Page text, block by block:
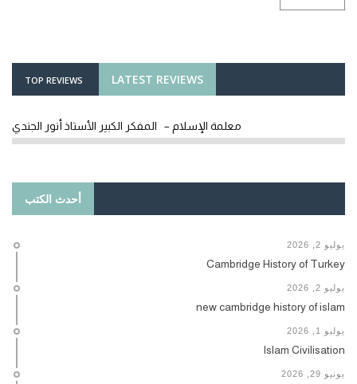
LATEST REVIEWS
TOP REVIEWS
معلمة الإسلام – المفكر الكبير الأستاذ أنور الجندي
أحدث الكتب
يوليو 2, 2026
Cambridge History of Turkey
يوليو 2, 2026
new cambridge history of islam
يوليو 1, 2026
Islam Civilisation
يونيو 29, 2026